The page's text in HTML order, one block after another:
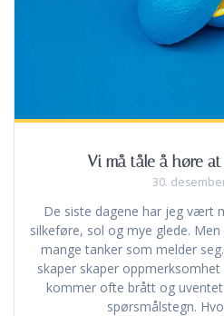
Vi må tåle å høre
30.
De siste dagene har jeg vært
silkeføre, sol og mye glede.
mange tanker som melder
skaper skaper
kommer ofte brått og
spørsmålstegn.